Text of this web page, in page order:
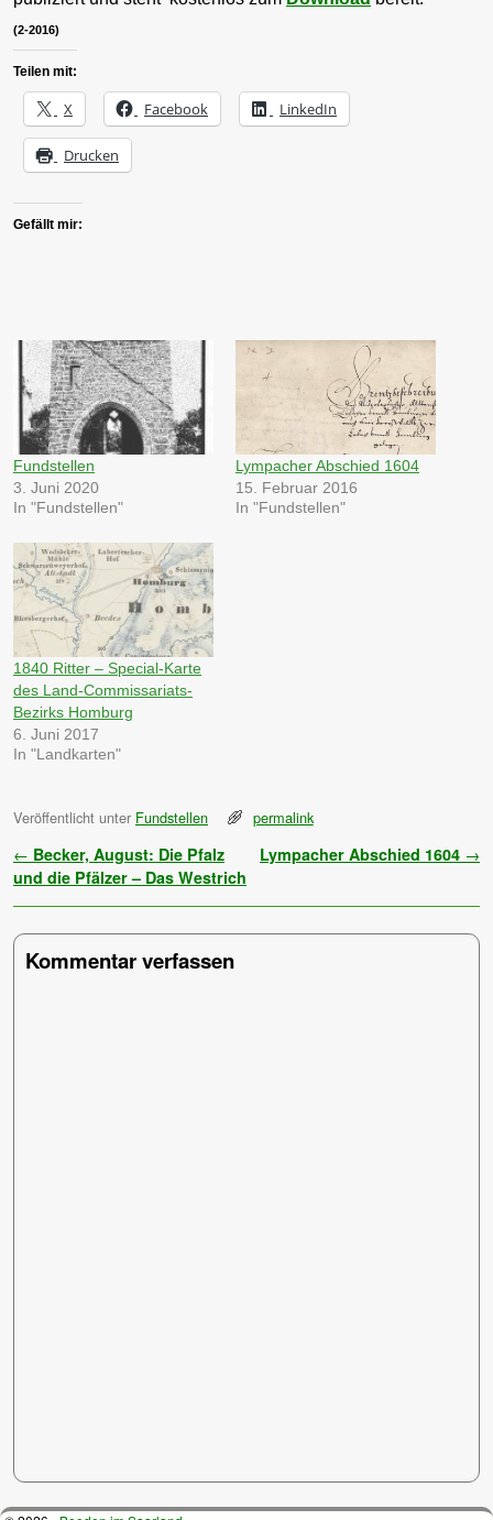
(2-2016)
Teilen mit:
X Facebook LinkedIn
Drucken
Gefällt mir:
Fundstellen
3. Juni 2020
In "Fundstellen"
Lympacher Abschied 1604
15. Februar 2016
In "Fundstellen"
1840 Ritter – Special-Karte
des Land-Commissariats-
Bezirks Homburg
6. Juni 2017
In "Landkarten"
Veröffentlicht unter Fundstellen permalink
Artikelnavigation
← Becker, August: Die Pfalz
und die Pfälzer – Das Westrich
Lympacher Abschied 1604 →
Kommentar verfassen